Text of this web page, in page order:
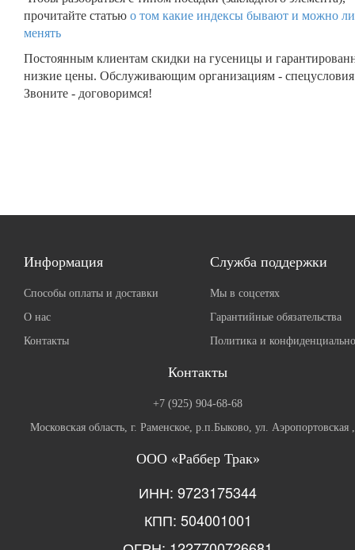
прочитайте статью о том какие индексы бывают и можно
менять
Постоянным клиентам скидки на гусеницы и
низкие цены. Обслуживающим организациям -
Звоните - договоримся!
Информация
Способы оплаты и доставки
О нас
Контакты
Служба поддержки
Мы в соцсетях
Гарантийные обязательства
Политика и
Контакты
+7 (925) 904-68-68
Московская область, г. Раменское, р.п.Быково, ул. Аэропортовская
ООО «Раббер Трак»
ИНН: 9723175344
КПП: 504001001